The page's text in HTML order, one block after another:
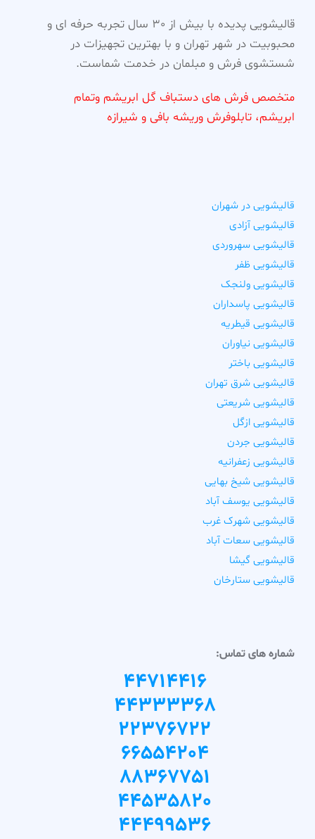
قالیشویی پدیده با بیش از 30 سال تجربه حرفه ای و
محبوبیت در شهر تهران و با بهترین تجهیزات در
شستشوی فرش و مبلمان در خدمت شماست.
متخصص فرش های دستباف گل ابریشم وتمام
ابریشم، تابلوفرش وریشه بافی و شیرازه
قالیشویی در شهران
قالیشویی آزادی
قالیشویی سهروردی
قالیشویی ظفر
قالیشویی ولنجک
قالیشویی پاسداران
قالیشویی قیطریه
قالیشویی نیاوران
قالیشویی باختر
قالیشویی شرق تهران
قالیشویی شریعتی
قالیشویی ازگل
قالیشویی جردن
قالیشویی زعفرانیه
قالیشویی شیخ بهایی
قالیشویی یوسف آباد
قالیشویی شهرک غرب
قالیشویی سعات آباد
قالیشویی گیشا
قالیشویی ستارخان
شماره های تماس:
44714416
44333368
22376722
66554204
88367751
44535820
44499536